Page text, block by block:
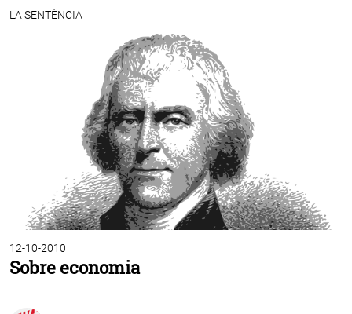
LA SENTÈNCIA
12-10-2010
Sobre economia